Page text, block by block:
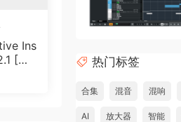
Ins
[Wi
热门标签
合集 混音 混响
AI 放大器 智能